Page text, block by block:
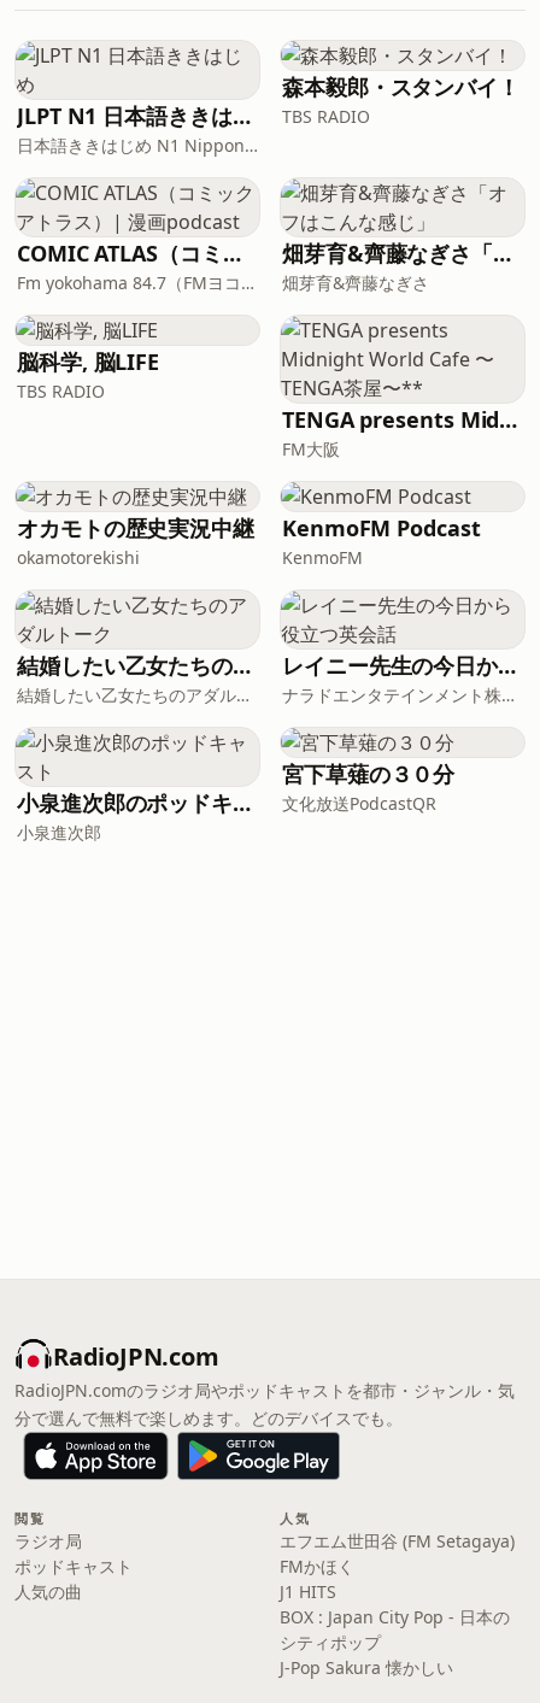
JLPT N1 日本語ききはじめ
日本語ききはじめ N1 Nippon KiKi Hajime
森本毅郎・スタンバイ！
TBS RADIO
COMIC ATLAS（コミックアトラス）| 漫画podcast
Fm yokohama 84.7（FMヨコハマ）
畑芽育&齊藤なぎさ「オフはこんな感じ」
畑芽育&齊藤なぎさ
脳科学, 脳LIFE
TBS RADIO
TENGA presents Midnight World Cafe 〜TENGA茶屋〜**
FM大阪
オカモトの歴史実況中継
okamotorekishi
KenmoFM Podcast
KenmoFM
結婚したい乙女たちのアダルトーク
結婚したい乙女たちのアダルトーク
レイニー先生の今日から役立つ英会話
ナラドエンタテインメント株式会社
小泉進次郎のポッドキャスト
小泉進次郎
宮下草薙の３０分
文化放送PodcastQR
RadioJPN.com
RadioJPN.comのラジオ局やポッドキャストを都市・ジャンル・気
分で選んで無料で楽しめます。どのデバイスでも。
閲覧
ラジオ局
ポッドキャスト
人気の曲
人気
エフエム世田谷 (FM Setagaya)
FMかほく
J1 HITS
BOX : Japan City Pop - 日本の
シティポップ
J-Pop Sakura 懐かしい